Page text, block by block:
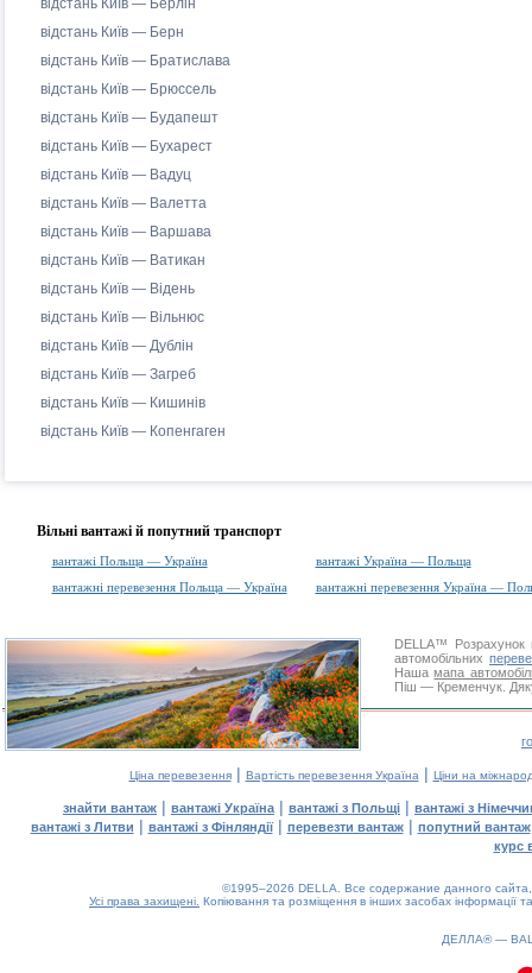
відстань Київ — Берлін
відстань Київ — Берн
відстань Київ — Братислава
відстань Київ — Брюссель
відстань Київ — Будапешт
відстань Київ — Бухарест
відстань Київ — Вадуц
відстань Київ — Валетта
відстань Київ — Варшава
відстань Київ — Ватикан
відстань Київ — Відень
відстань Київ — Вільнюс
відстань Київ — Дублін
відстань Київ — Загреб
відстань Київ — Кишинів
відстань Київ — Копенгаген
Вільні вантажі й попутний транспорт
вантажі Польща — Україна
вантажі Україна — Польща
вантажні перевезення Польща — Україна
вантажні перевезення Україна —
DELLA™
Розрахунок
автомобільних
Нашамапа
Піш — Кременчук.
Ціна перевезення| Вартість перевезення Україна | Ціни на
знайти вантаж | вантажі Україна | вантажі з Польщі | вантажі з
вантажі з Литви | вантажі з Фінляндії| перевезти вантаж| попутний вантаж
курс
©1995–2026 DELLA. Все содержание данного
Усі права захищені. Копіювання та розміщення в інших засобах інформації
ДЕЛЛА® —